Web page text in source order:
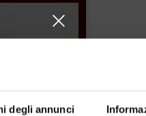
degli annunci